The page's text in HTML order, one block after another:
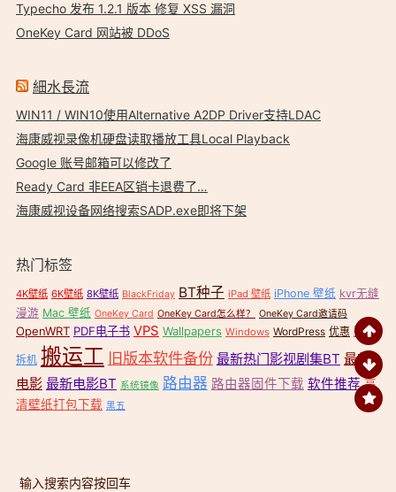
Typecho 发布 1.2.1 版本 修复 XSS 漏洞
OneKey Card 网站被 DDoS
細水長流
WIN11 / WIN10使用Alternative A2DP Driver支持LDAC
海康威视录像机硬盘读取播放工具Local Playback
Google 账号邮箱可以修改了
Ready Card 非EEA区销卡退费了…
海康威视设备网络搜索SADP.exe即将下架
热门标签
4K壁纸 6K壁纸 8K壁纸 BlackFriday BT种子 iPad 壁纸 iPhone 壁纸 kvr无缝
漫游 Mac 壁纸 OneKey Card OneKey Card怎么样？ OneKey Card邀请码
OpenWRT PDF电子书 VPS Wallpapers Windows WordPress 优惠 壁纸
拆机 搬运工 旧版本软件备份 最新热门影视剧集BT 最新
电影 最新电影BT 系统镜像 路由器 路由器固件下载 软件推荐 高
清壁纸打包下载 黑五